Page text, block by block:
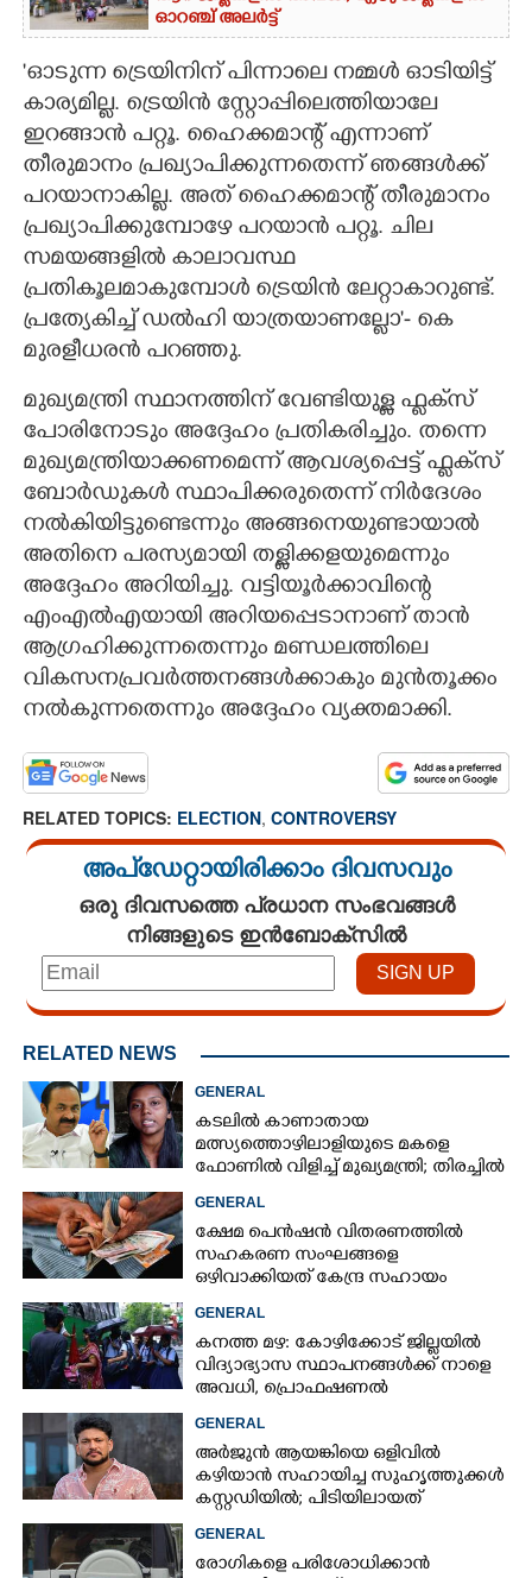
ഓറഞ്ച് അലർട്ട്
'ഓടുന്ന ട്രെയിനിന് പിന്നാലെ നമ്മൾ ഓടിയിട്ട്
കാര്യമില്ല. ട്രെയിൻ സ്റ്റോപ്പിലെത്തിയാലേ
ഇറങ്ങാൻ പറ്റൂ. ഹൈക്കമാന്റ് എന്നാണ്
തീരുമാനം പ്രഖ്യാപിക്കുന്നതെന്ന് ഞങ്ങൾക്ക്
പറയാനാകില്ല. അത് ഹൈക്കമാന്റ് തീരുമാനം
പ്രഖ്യാപിക്കുമ്പോഴേ പറയാൻ പറ്റൂ. ചില
സമയങ്ങളിൽ കാലാവസ്ഥ
പ്രതികൂലമാകുമ്പോൾ ട്രെയിൻ ലേറ്റാകാറുണ്ട്.
പ്രത്യേകിച്ച് ഡൽഹി യാത്രയാണല്ലോ'- കെ
മുരളീധരൻ പറഞ്ഞു.
മുഖ്യമന്ത്രി സ്ഥാനത്തിന് വേണ്ടിയുള്ള ഫ്ലക്‌സ്
പോരിനോടും അദ്ദേഹം പ്രതികരിച്ചും. തന്നെ
മുഖ്യമന്ത്രിയാക്കണമെന്ന് ആവശ്യപ്പെട്ട് ഫ്ലക്‌സ്
ബോർഡുകൾ സ്ഥാപിക്കരുതെന്ന് നിർദേശം
നൽകിയിട്ടുണ്ടെന്നും അങ്ങനെയുണ്ടായാൽ
അതിനെ പരസ്യമായി തള്ളിക്കളയുമെന്നും
അദ്ദേഹം അറിയിച്ചു. വട്ടിയൂർക്കാവിന്റെ
എംഎൽഎയായി അറിയപ്പെടാനാണ് താൻ
ആഗ്രഹിക്കുന്നതെന്നും മണ്ഡലത്തിലെ
വികസനപ്രവർത്തനങ്ങൾക്കാകും മുൻതൂക്കം
നൽകുന്നതെന്നും അദ്ദേഹം വ്യക്തമാക്കി.
RELATED TOPICS: ELECTION, CONTROVERSY
അപ്ഡേറ്റായിരിക്കാം ദിവസവും
ഒരു ദിവസത്തെ പ്രധാന സംഭവങ്ങൾ
നിങ്ങളുടെ ഇൻബോക്സിൽ
RELATED NEWS
GENERAL
കടലിൽ കാണാതായ
മത്സ്യത്തൊഴിലാളിയുടെ മകളെ
ഫോണിൽ വിളിച്ച് മുഖ്യമന്ത്രി; തിരച്ചിൽ
GENERAL
ക്ഷേമ പെൻഷൻ വിതരണത്തിൽ
സഹകരണ സംഘങ്ങളെ
ഒഴിവാക്കിയത് കേന്ദ്ര സഹായം
വിശദീകരണവുമായി സർക്കാ‌ർ
GENERAL
കനത്ത മഴ: കോഴിക്കോട് ജില്ലയിൽ
വിദ്യാഭ്യാസ സ്ഥാപനങ്ങൾക്ക് നാളെ
അവധി,​ പ്രൊഫഷണൽ
GENERAL
അർജുൻ ആയങ്കിയെ ഒളിവിൽ
കഴിയാൻ സഹായിച്ച സുഹൃത്തുക്കൾ
കസ്റ്റഡിയിൽ; പിടിയിലായത്
GENERAL
രോഗികളെ പരിശോധിക്കാൻ